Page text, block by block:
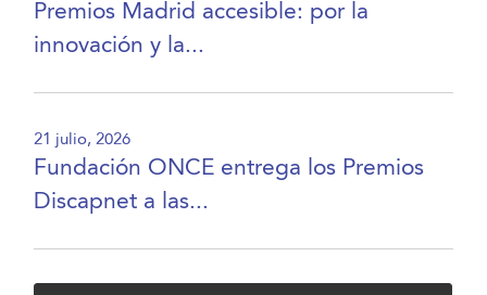
Premios Madrid accesible: por la
innovación y la...
21 julio, 2026
Fundación ONCE entrega los Premios
Discapnet a las...